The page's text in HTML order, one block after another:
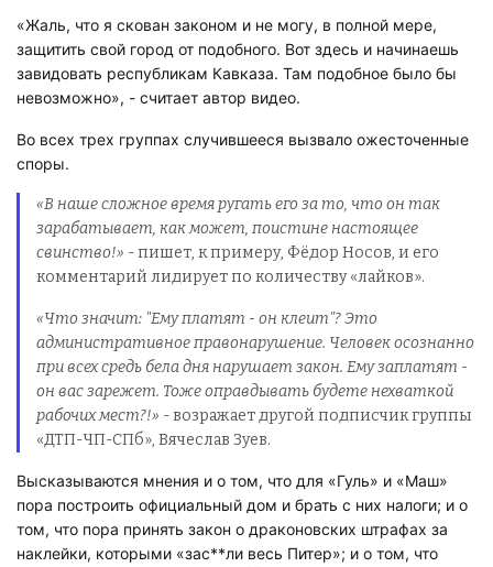
«Жаль, что я скован законом и не могу, в полной мере,
защитить свой город от подобного. Вот здесь и начинаешь
завидовать республикам Кавказа. Там подобное было бы
невозможно», - считает автор видео.
Во всех трех группах случившееся вызвало ожесточенные
споры.
«В наше сложное время ругать его за то, что он так
зарабатывает, как может, поистине настоящее
свинство!» - пишет, к примеру, Фёдор Носов, и его
комментарий лидирует по количеству «лайков».
«Что значит: "Ему платят - он клеит"? Это
административное правонарушение. Человек осознанно
при всех средь бела дня нарушает закон. Ему заплатят -
он вас зарежет. Тоже оправдывать будете нехваткой
рабочих мест?!» - возражает другой подписчик группы
«ДТП-ЧП-СПб», Вячеслав Зуев.
Высказываются мнения и о том, что для «Гуль» и «Маш»
пора построить официальный дом и брать с них налоги; и о
том, что пора принять закон о драконовских штрафах за
наклейки, которыми «зас**ли весь Питер»; и о том, что